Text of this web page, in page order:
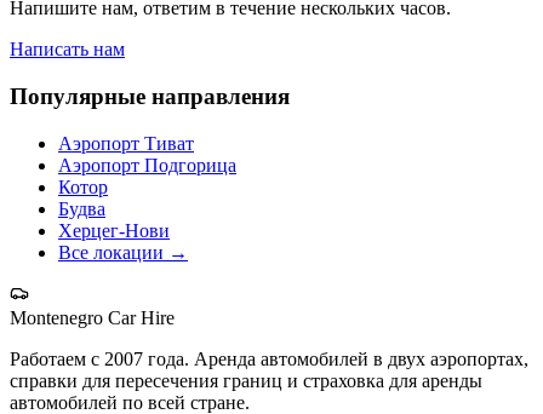
Напишите нам, ответим в течение нескольких часов.
Написать нам
Популярные направления
Аэропорт Тиват
Аэропорт Подгорица
Котор
Будва
Херцег-Нови
Все локации →
Montenegro Car Hire
Работаем с 2007 года. Аренда автомобилей в двух аэропортах,
справки для пересечения границ и страховка для аренды
автомобилей по всей стране.